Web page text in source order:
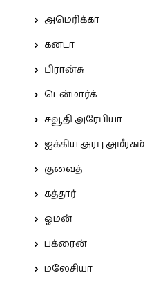
அமெரிக்கா
கனடா
பிரான்சு
டென்மார்க்
சவூதி அரேபியா
ஐக்கிய அரபு அமீரகம்
குவைத்
கத்தார்
ஓமன்
பக்ரைன்
மலேசியா